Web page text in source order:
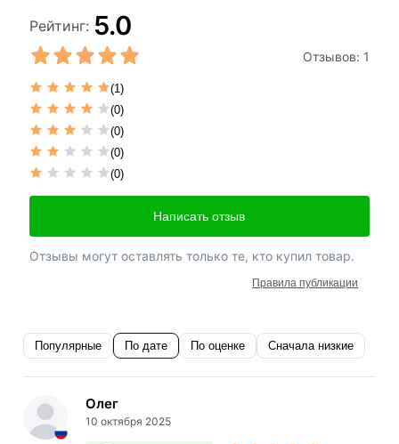
Популярные По дате По оценке Сначала низкие
Олег
10 октября 2025
Рейтинг: 5.0
Отзывов: 1
(1)
(0)
(0)
(0)
(0)
Написать отзыв
Отзывы могут оставлять только те, кто купил товар.
Правила публикации